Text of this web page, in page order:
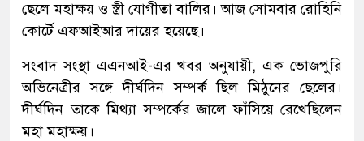
ছেলে মহাক্ষয় ও স্ত্রী যোগীতা বালির। আজ সোমবার রোহিনি
কোর্টে এফআইআর দায়ের হয়েছে।
সংবাদ সংস্থা এএনআই-এর খবর অনুযায়ী, এক ভোজপুরি
অভিনেত্রীর সঙ্গে দীর্ঘদিন সম্পর্ক ছিল মিঠুনের ছেলের।
দীর্ঘদিন তাকে মিথ্যা সম্পর্কের জালে ফাঁসিয়ে রেখেছিলেন
মহা মহাক্ষয়।